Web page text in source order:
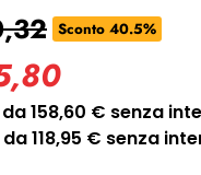
Sconto 40.5%